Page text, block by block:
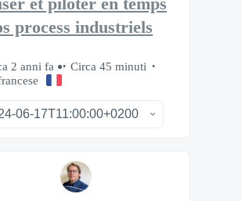
process industriels
2 anni fa
Circa 45 minuti